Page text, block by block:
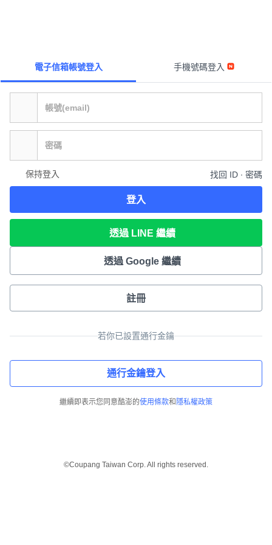
電子信箱帳號登入 手機號碼登入
保持登入 找回 ID ∙ 密碼
登入
透過 LINE 繼續
透過 Google 繼續
註冊
若你已設置通行金鑰
通行金鑰登入
繼續即表示您同意酷澎的使用條款和 隱私權政策
©Coupang Taiwan Corp. All rights reserved.